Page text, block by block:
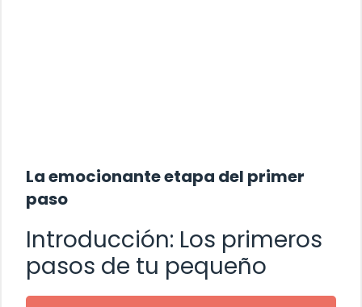
La emocionante etapa del primer
paso
Introducción: Los primeros
pasos de tu pequeño